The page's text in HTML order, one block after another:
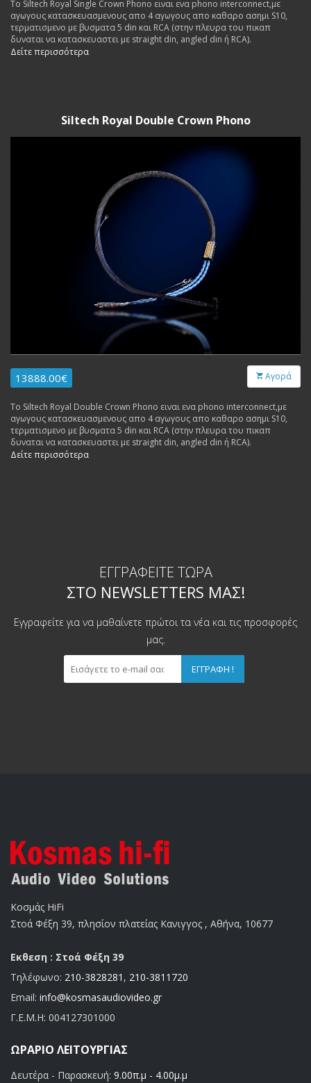
To Siltech Royal Single Crown Phono ειναι ενα phono interconnect,με
αγωγους κατασκευασμενους απο 4 αγωγους απο καθαρο ασημι S10,
τερματισμενο με βυσματα 5 din και RCA (στην πλευρα του πικαπ
δυναται να κατασκευαστει με straight din, angled din ή RCA).
Δείτε περισσότερα
Siltech Royal Double Crown Phono
13888.00€ Αγορά
To Siltech Royal Double Crown Phono ειναι ενα phono interconnect,με
αγωγους κατασκευασμενους απο 4 αγωγους απο καθαρο ασημι S10,
τερματισμενο με βυσματα 5 din και RCA (στην πλευρα του πικαπ
δυναται να κατασκευαστει με straight din, angled din ή RCA).
Δείτε περισσότερα
ΕΓΓΡΑΦΕΊΤΕ ΤΏΡΑ
ΣΤΟ NEWSLETTERS ΜΑΣ!
Εγγραφείτε για να μαθαίνετε πρώτοι τα νέα και τις προσφορές
μας.
ΕΓΓΡΑΦΉ !
Κοσμάς HiFi
Στοά Φέξη 39, πλησίον πλατείας Κανιγγος , Αθήνα, 10677
Εκθεση : Στοά Φέξη 39
Τηλέφωνο: 210-3828281 , 210-3811720
Email: info@kosmasaudiovideo.gr
Γ.Ε.Μ.Η: 004127301000
ΩΡΆΡΙΟ ΛΕΙΤΟΥΡΓΊΑΣ
Δευτέρα - Παρασκευή: 9.00π.μ - 4.00μ.μ